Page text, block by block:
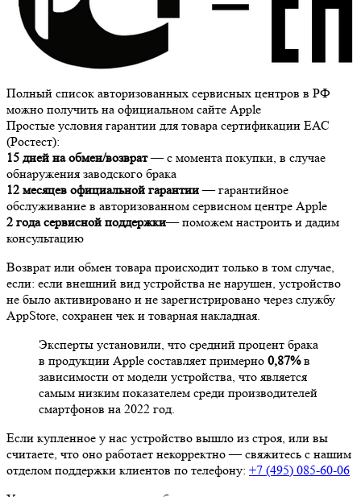
Полный список авторизованных сервисных центров в РФ
можно получить на официальном сайте Apple
Простые условия гарантии для товара сертификации ЕАС
(Ростест):
15 дней на обмен/возврат— с момента покупки, в случае
обнаружения заводского брака
12 месяцев официальной гарантии— гарантийное
обслуживание в авторизованном сервисном центре Apple
2 года сервисной поддержки— поможем настроить и дадим
консультацию
Возврат или обмен товара происходит только в том случае,
если: если внешний вид устройства не нарушен, устройство
не было активировано и не зарегистрировано через службу
AppStore, сохранен чек и товарная накладная.
Эксперты установили, что средний процент брака
в продукции Apple составляет примерно 0,87%в
зависимости от модели устройства, что является
самым низким показателем среди производителей
смартфонов на 2022 год.
Если купленное у нас устройство вышло из строя, или вы
считаете, что оно работает некорректно — свяжитесь с нашим
отделом поддержки клиентов по телефону: +7 (495) 085-60-06